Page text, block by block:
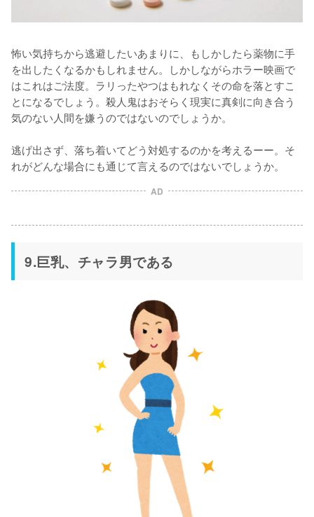
怖い気持ちから逃避したいあまりに、もしかしたら薬物に手
を出したくなるかもしれません。しかしながらホラー映画で
はこれはご法度。ラリったやつはもれなくその命を落とすこ
とになるでしょう。殺人鬼はおそらく現実に真剣に向き合う
気のない人間を嫌うのではないのでしょうか。
逃げ出さず、落ち着いてどう対処するのかを考えるーー。そ
れがどんな場合にも通じて言えるのではないでしょうか。
AD
9.巨乳、チャラ男である